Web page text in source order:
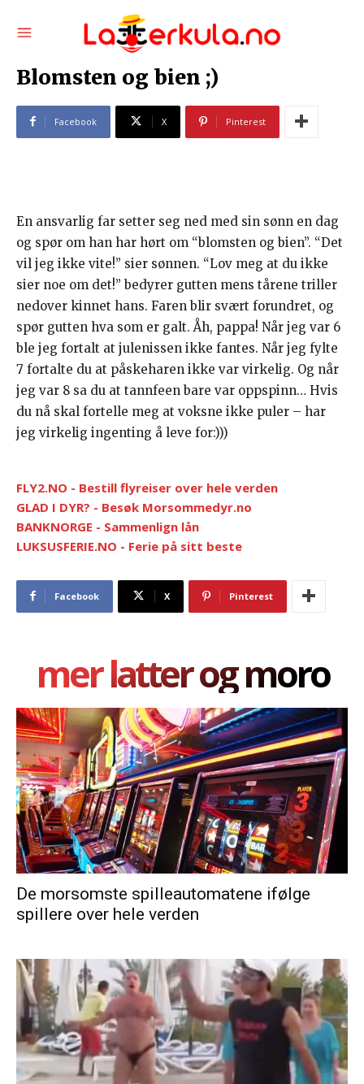
Blomsten og bien ;)
Facebook X Pinterest
En ansvarlig far setter seg ned med sin sønn en dag
og spør om han har hørt om “blomsten og bien”. “Det
vil jeg ikke vite!” sier sønnen. “Lov meg at du ikke
sier noe om det!” bedyrer gutten mens tårene triller
nedover kinnet hans. Faren blir svært forundret, og
spør gutten hva som er galt. Åh, pappa! Når jeg var 6
ble jeg fortalt at julenissen ikke fantes. Når jeg fylte
7 fortalte du at påskeharen ikke var virkelig. Og når
jeg var 8 sa du at tannfeen bare var oppspinn… Hvis
du nå skal fortelle meg at voksne ikke puler – har
jeg virkelig ingenting å leve for:)))
FLY2.NO - Bestill flyreiser over hele verden
GLAD I DYR? - Besøk Morsommedyr.no
BANKNORGE - Sammenlign lån
LUKSUSFERIE.NO - Ferie på sitt beste
Facebook X Pinterest
mer latter og moro
De morsomste spilleautomatene ifølge
spillere over hele verden